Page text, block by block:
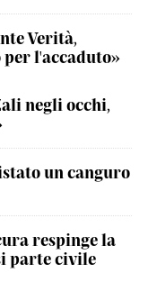
Verità,
l'accaduto»
negli occhi,
un canguro
respinge la
parte civile